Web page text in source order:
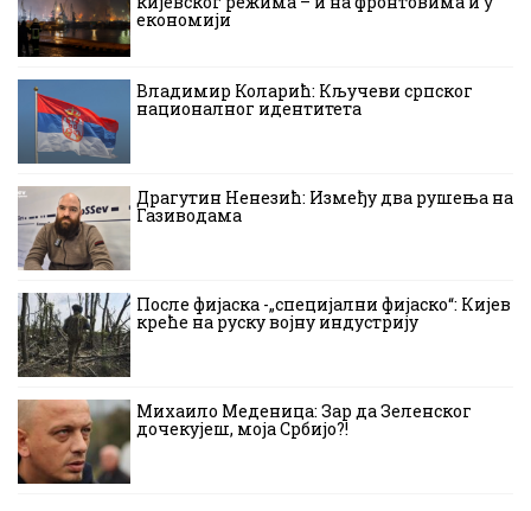
економији
Владимир Коларић: Кључеви српског
националног идентитета
Драгутин Ненезић: Између два рушења на
Газиводама
После фијаска -„специјални фијаско“: Кијев
креће на руску војну индустрију
Михаило Меденица: Зар да Зеленског
дочекујеш, моја Србијо?!